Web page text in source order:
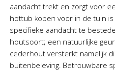
aandacht trekt en zorgt voor
hottub kopen voor in de tuin
specifieke aandacht te
houtsoort; een natuurlijke
cederhout versterkt namelijk
buitenbeleving. Betrouwbare